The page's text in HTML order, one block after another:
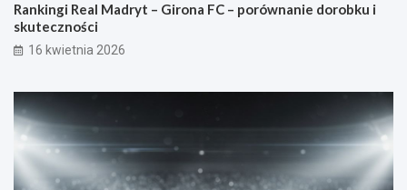
Rankingi Real Madryt – Girona FC – porównanie dorobku i
skuteczności
16 kwietnia 2026